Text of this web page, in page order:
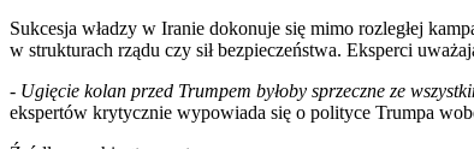
Sukcesja władzy w Iranie dokonuje się mimo rozległej
w strukturach rządu czy sił bezpieczeństwa. Eksperci
- Ugięcie kolan przed Trumpem byłoby sprzeczne ze
ekspertów krytycznie wypowiada się o polityce Trumpa